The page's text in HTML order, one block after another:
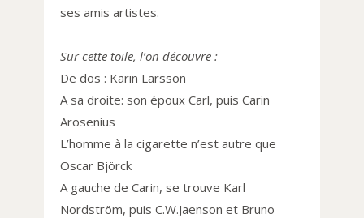
ses amis artistes.
Sur cette toile, l’on découvre :
De dos : Karin Larsson
A sa droite: son époux Carl, puis Carin
Arosenius
L’homme à la cigarette n’est autre que
Oscar Björck
A gauche de Carin, se trouve Karl
Nordström, puis C.W.Jaenson et Bruno